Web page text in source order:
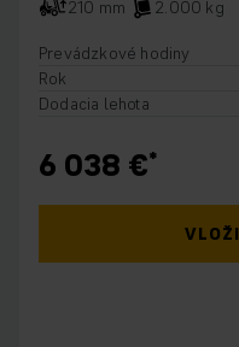
210 mm
2.000 kg
Prevádzkové hodiny
Rok
Dodacia lehota
6 038 €